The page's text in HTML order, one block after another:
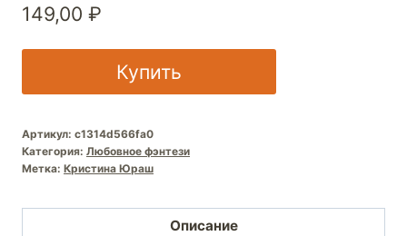
149,00 ₽
Купить
Артикул: c1314d566fa0
Категория: Любовное фэнтези
Метка: Кристина Юраш
Описание